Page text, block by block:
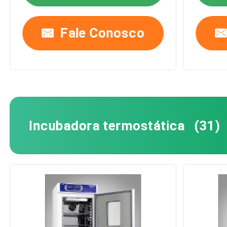
Quem Somos
Fale Conosco
Incubadora termostática (31)